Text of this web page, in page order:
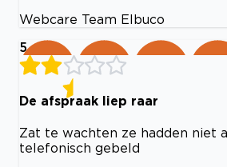
Webcare Team Elbuco
5
De afspraak liep raar
Zat te wachten ze hadden niet
telefonisch gebeld